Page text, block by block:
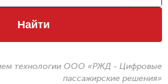
Найти
технологии ООО «РЖД - Цифровые
пассажирские решения»